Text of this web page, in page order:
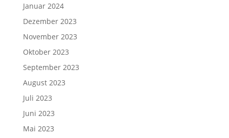
Januar 2024
Dezember 2023
November 2023
Oktober 2023
September 2023
August 2023
Juli 2023
Juni 2023
Mai 2023